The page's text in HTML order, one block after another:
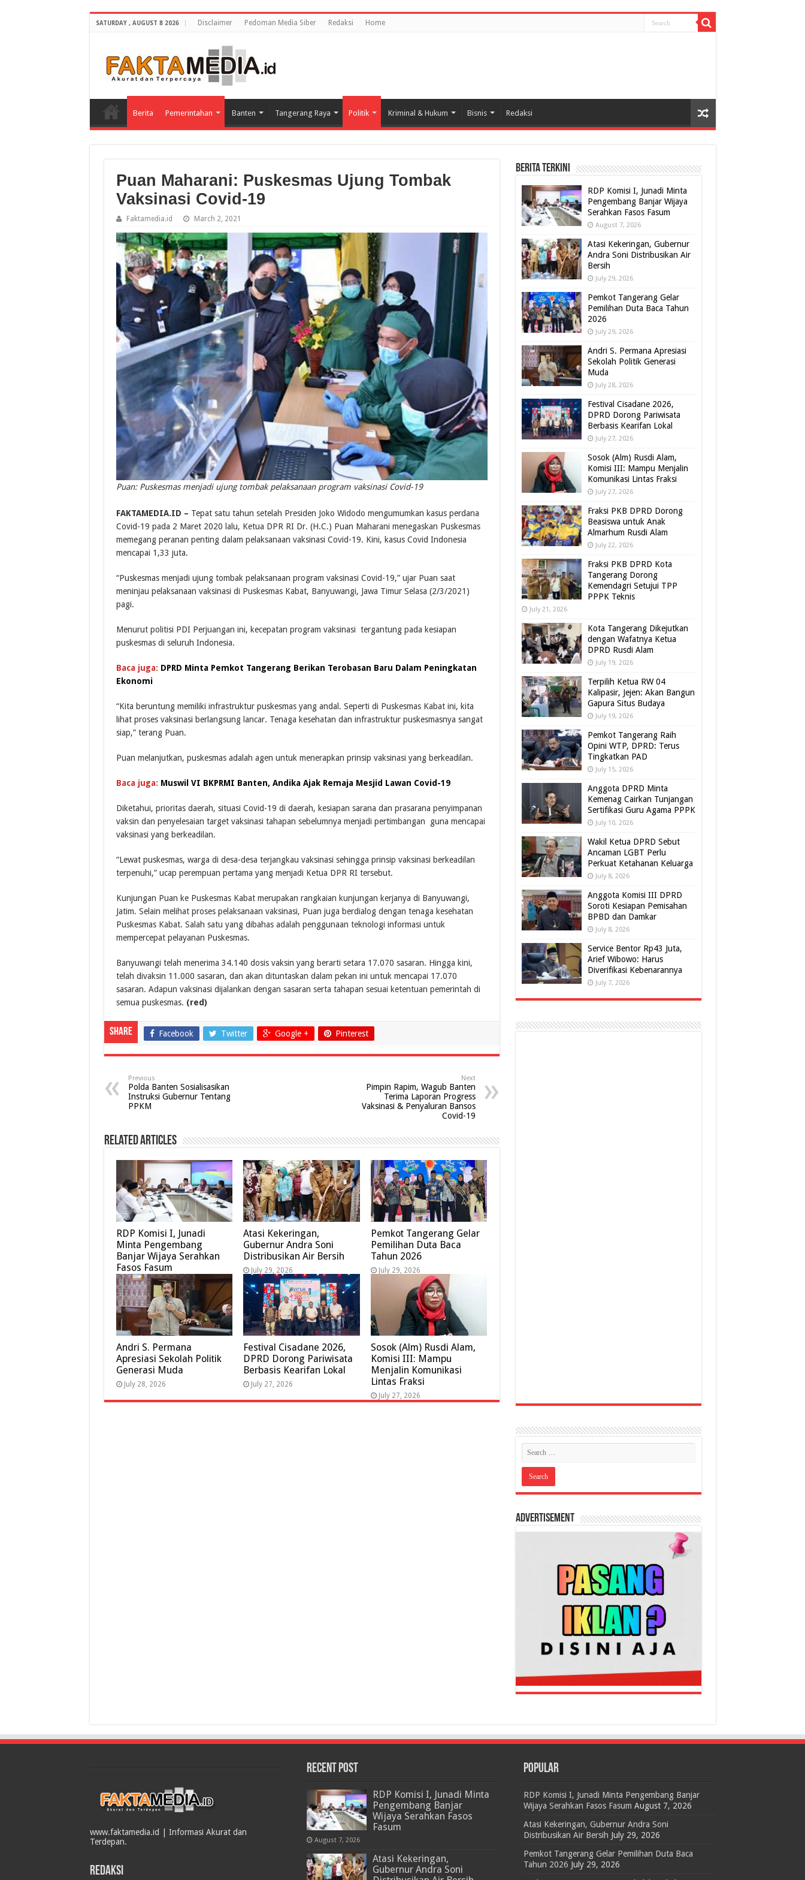
SATURDAY , AUGUST 8 2026 Disclaimer Pedoman Media Siber Redaksi Home
Berita Pemerintahan Banten Tangerang Raya Politik Kriminal & Hukum Bisnis Redaksi
Puan Maharani: Puskesmas Ujung Tombak
Vaksinasi Covid-19
Faktamedia.id March 2, 2021
Puan: Puskesmas menjadi ujung tombak pelaksanaan program vaksinasi Covid-19
FAKTAMEDIA.ID – Tepat satu tahun setelah Presiden Joko Widodo mengumumkan kasus perdana
Covid-19 pada 2 Maret 2020 lalu, Ketua DPR RI Dr. (H.C.) Puan Maharani menegaskan Puskesmas
memegang peranan penting dalam pelaksanaan vaksinasi Covid-19. Kini, kasus Covid Indonesia
mencapai 1,33 juta.
“Puskesmas menjadi ujung tombak pelaksanaan program vaksinasi Covid-19,” ujar Puan saat
meninjau pelaksanaan vaksinasi di Puskesmas Kabat, Banyuwangi, Jawa Timur Selasa (2/3/2021)
pagi.
Menurut politisi PDI Perjuangan ini, kecepatan program vaksinasi tergantung pada kesiapan
puskesmas di seluruh Indonesia.
Baca juga: DPRD Minta Pemkot Tangerang Berikan Terobasan Baru Dalam Peningkatan
Ekonomi
“Kita beruntung memiliki infrastruktur puskesmas yang andal. Seperti di Puskesmas Kabat ini, kita
lihat proses vaksinasi berlangsung lancar. Tenaga kesehatan dan infrastruktur puskesmasnya sangat
siap,” terang Puan.
Puan melanjutkan, puskesmas adalah agen untuk menerapkan prinsip vaksinasi yang berkeadilan.
Baca juga: Muswil VI BKPRMI Banten, Andika Ajak Remaja Mesjid Lawan Covid-19
Diketahui, prioritas daerah, situasi Covid-19 di daerah, kesiapan sarana dan prasarana penyimpanan
vaksin dan penyelesaian target vaksinasi tahapan sebelumnya menjadi pertimbangan guna mencapai
vaksinasi yang berkeadilan.
“Lewat puskesmas, warga di desa-desa terjangkau vaksinasi sehingga prinsip vaksinasi berkeadilan
terpenuhi,” ucap perempuan pertama yang menjadi Ketua DPR RI tersebut.
Kunjungan Puan ke Puskesmas Kabat merupakan rangkaian kunjungan kerjanya di Banyuwangi,
Jatim. Selain melihat proses pelaksanaan vaksinasi, Puan juga berdialog dengan tenaga kesehatan
Puskesmas Kabat. Salah satu yang dibahas adalah penggunaan teknologi informasi untuk
mempercepat pelayanan Puskesmas.
Banyuwangi telah menerima 34.140 dosis vaksin yang berarti setara 17.070 sasaran. Hingga kini,
telah divaksin 11.000 sasaran, dan akan dituntaskan dalam pekan ini untuk mencapai 17.070
sasaran. Adapun vaksinasi dijalankan dengan sasaran serta tahapan sesuai ketentuan pemerintah di
semua puskesmas. (red)
Share Facebook Twitter Google + Pinterest
Previous
Polda Banten Sosialisasikan
Instruksi Gubernur Tentang
PPKM
Next
Pimpin Rapim, Wagub Banten
Terima Laporan Progress
Vaksinasi & Penyaluran Bansos
Covid-19
Related Articles
RDP Komisi I, Junadi
Minta Pengembang
Banjar Wijaya Serahkan
Fasos Fasum
August 7, 2026
Atasi Kekeringan,
Gubernur Andra Soni
Distribusikan Air Bersih
July 29, 2026
Pemkot Tangerang Gelar
Pemilihan Duta Baca
Tahun 2026
July 29, 2026
Andri S. Permana
Apresiasi Sekolah Politik
Generasi Muda
July 28, 2026
Festival Cisadane 2026,
DPRD Dorong Pariwisata
Berbasis Kearifan Lokal
July 27, 2026
Sosok (Alm) Rusdi Alam,
Komisi III: Mampu
Menjalin Komunikasi
Lintas Fraksi
July 27, 2026
BERITA TERKINI
RDP Komisi I, Junadi Minta
Pengembang Banjar Wijaya
Serahkan Fasos Fasum
August 7, 2026
Atasi Kekeringan, Gubernur
Andra Soni Distribusikan Air
Bersih
July 29, 2026
Pemkot Tangerang Gelar
Pemilihan Duta Baca Tahun
2026
July 29, 2026
Andri S. Permana Apresiasi
Sekolah Politik Generasi
Muda
July 28, 2026
Festival Cisadane 2026,
DPRD Dorong Pariwisata
Berbasis Kearifan Lokal
July 27, 2026
Sosok (Alm) Rusdi Alam,
Komisi III: Mampu Menjalin
Komunikasi Lintas Fraksi
July 27, 2026
Fraksi PKB DPRD Dorong
Beasiswa untuk Anak
Almarhum Rusdi Alam
July 22, 2026
Fraksi PKB DPRD Kota
Tangerang Dorong
Kemendagri Setujui TPP
PPPK Teknis
July 21, 2026
Kota Tangerang Dikejutkan
dengan Wafatnya Ketua
DPRD Rusdi Alam
July 19, 2026
Terpilih Ketua RW 04
Kalipasir, Jejen: Akan Bangun
Gapura Situs Budaya
July 19, 2026
Pemkot Tangerang Raih
Opini WTP, DPRD: Terus
Tingkatkan PAD
July 15, 2026
Anggota DPRD Minta
Kemenag Cairkan Tunjangan
Sertifikasi Guru Agama PPPK
July 10, 2026
Wakil Ketua DPRD Sebut
Ancaman LGBT Perlu
Perkuat Ketahanan Keluarga
July 8, 2026
Anggota Komisi III DPRD
Soroti Kesiapan Pemisahan
BPBD dan Damkar
July 8, 2026
Service Bentor Rp43 Juta,
Arief Wibowo: Harus
Diverifikasi Kebenarannya
July 7, 2026
Advertisement
www.faktamedia.id | Informasi Akurat dan
Terdepan.
Redaksi
RECENT POST
RDP Komisi I, Junadi Minta
Pengembang Banjar
Wijaya Serahkan Fasos
Fasum
August 7, 2026
Atasi Kekeringan,
Gubernur Andra Soni
POPULAR
RDP Komisi I, Junadi Minta Pengembang Banjar
Wijaya Serahkan Fasos Fasum August 7, 2026
Atasi Kekeringan, Gubernur Andra Soni
Distribusikan Air Bersih July 29, 2026
Pemkot Tangerang Gelar Pemilihan Duta Baca
Tahun 2026 July 29, 2026